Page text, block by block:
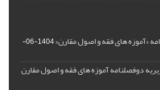
«آموزه های فقه و اصول مقارن»
1404-06-
دوفصلنامه آموزه های فقه و اصول مقارن